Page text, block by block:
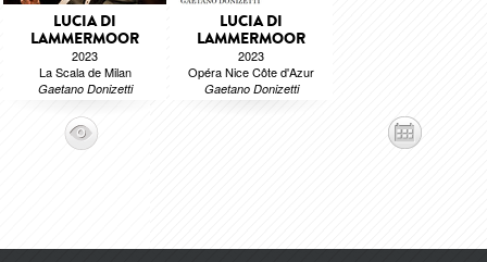
LUCIA DI
LAMMERMOOR
2023
La Scala de Milan
Gaetano Donizetti
LUCIA DI
LAMMERMOOR
2023
Opéra Nice Côte d'Azur
Gaetano Donizetti